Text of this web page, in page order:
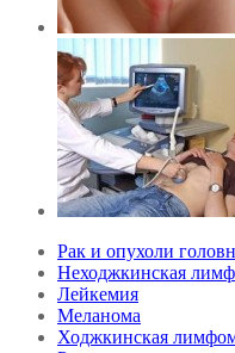
Рак и опухоли
Неходжкинская
Лейкемия
Меланома
Ходжкинская